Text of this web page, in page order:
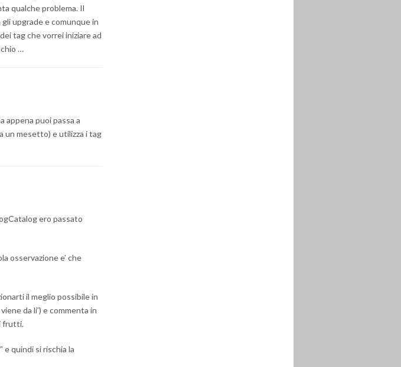
qualche problema. Il
upgrade e comunque in
tag che vorrei iniziare ad
…
appena puoi passa a
un mesetto) e utilizza i tag
ero passato
osservazione e’ che
il meglio possibile in
da li’) e commenta in
frutti.
e quindi si rischia la